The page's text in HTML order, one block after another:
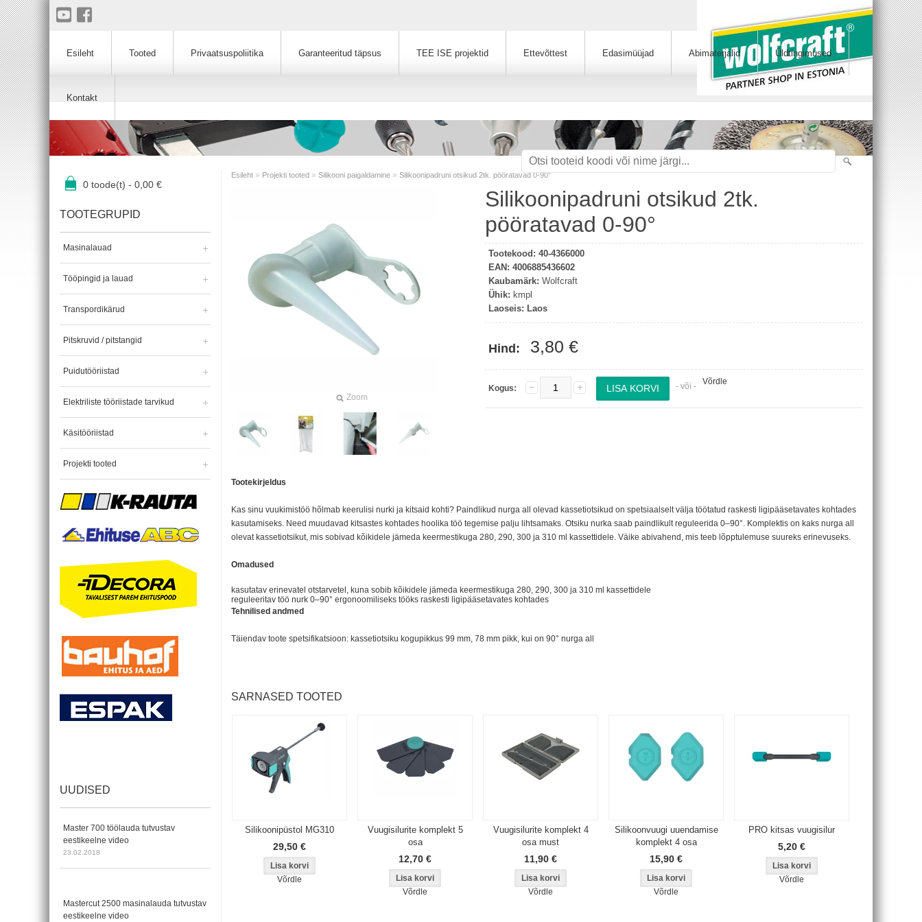
Esileht Tooted Privaatsuspoliitika Garanteeritud täpsus TEE ISE projektid Ettevõttest Edasimüüjad Abimaterjalid Üldtingimused
Kontakt
0 toode(t) - 0,00 €
TOOTEGRUPID
Masinalauad
Tööpingid ja lauad
Transpordikärud
Pitskruvid / pitstangid
Puidutööriistad
Elektriliste tööriistade tarvikud
Käsitööriistad
Projekti tooted
UUDISED
Master 700 töölauda tutvustav
eestikeelne video
23.02.2018
Mastercut 2500 masinalauda tutvustav
eestikeelne video
Esileht » Projekti tooted » Silikooni paigaldamine » Silikoonipadruni otsikud 2tk. pööratavad 0-90°
Zoom
Silikoonipadruni otsikud 2tk.
pööratavad 0-90°
Tootekood: 40-4366000
EAN: 4006885436602
Kaubamärk: Wolfcraft
Ühik: kmpl
Laoseis: Laos
Hind: 3,80 €
Kogus: - või - Võrdle
Tootekirjeldus
Kas sinu vuukimistöö hõlmab keerulisi nurki ja kitsaid kohti? Paindlikud nurga all olevad kassetiotsikud on spetsiaalselt välja töötatud raskesti ligipääsetavates kohtades
kasutamiseks. Need muudavad kitsastes kohtades hoolika töö tegemise palju lihtsamaks. Otsiku nurka saab paindlikult reguleerida 0–90°. Komplektis on kaks nurga all
olevat kassetiotsikut, mis sobivad kõikidele jämeda keermestikuga 280, 290, 300 ja 310 ml kassettidele. Väike abivahend, mis teeb lõpptulemuse suureks erinevuseks.
Omadused
kasutatav erinevatel otstarvetel, kuna sobib kõikidele jämeda keermestikuga 280, 290, 300 ja 310 ml kassettidele
reguleeritav töö nurk 0–90° ergonoomiliseks tööks raskesti ligipääsetavates kohtades
Tehnilised andmed
Täiendav toote spetsifikatsioon: kassetiotsiku kogupikkus 99 mm, 78 mm pikk, kui on 90° nurga all
SARNASED TOOTED
Silikoonipüstol MG310
29,50 €
Võrdle
Vuugisilurite komplekt 5
osa
12,70 €
Võrdle
Vuugisilurite komplekt 4
osa must
11,90 €
Võrdle
Silikoonvuugi uuendamise
komplekt 4 osa
15,90 €
Võrdle
PRO kitsas vuugisilur
5,20 €
Võrdle